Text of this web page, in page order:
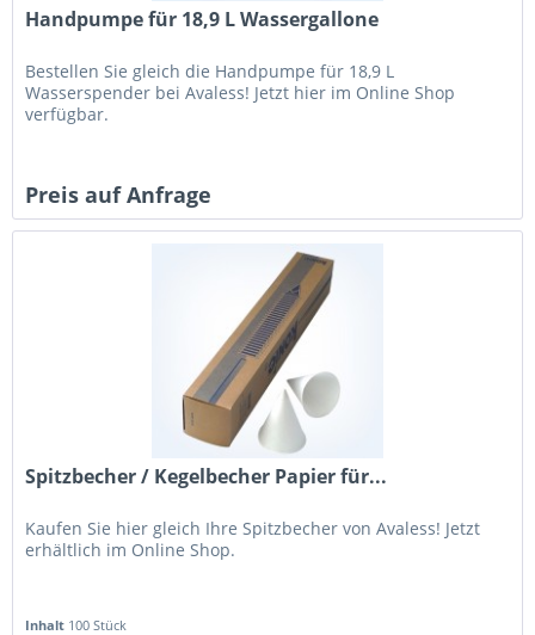
Handpumpe für 18,9 L Wassergallone
Bestellen Sie gleich die Handpumpe für 18,9 L
Wasserspender bei Avaless! Jetzt hier im Online Shop
verfügbar.
Preis auf Anfrage
Spitzbecher / Kegelbecher Papier für...
Kaufen Sie hier gleich Ihre Spitzbecher von Avaless! Jetzt
erhältlich im Online Shop.
Inhalt 100 Stück